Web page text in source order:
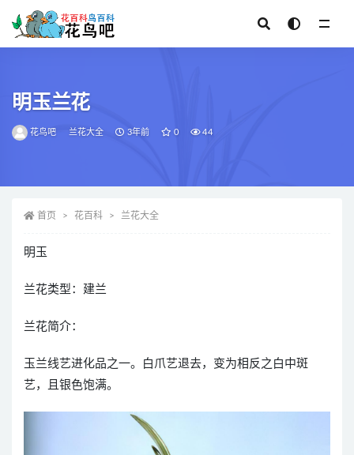
明玉兰花
花鸟吧 兰花大全 3年前 0 44
首页 花百科 兰花大全
明玉
兰花类型：建兰
兰花简介：
玉兰线艺进化品之一。白爪艺退去，变为相反之白中斑
艺，且银色饱满。